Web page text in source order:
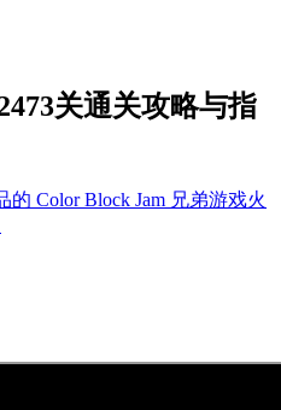
关通关攻略与指
的 Color Block Jam 兄弟游戏火